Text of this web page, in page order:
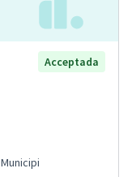
Acceptada
Municipi